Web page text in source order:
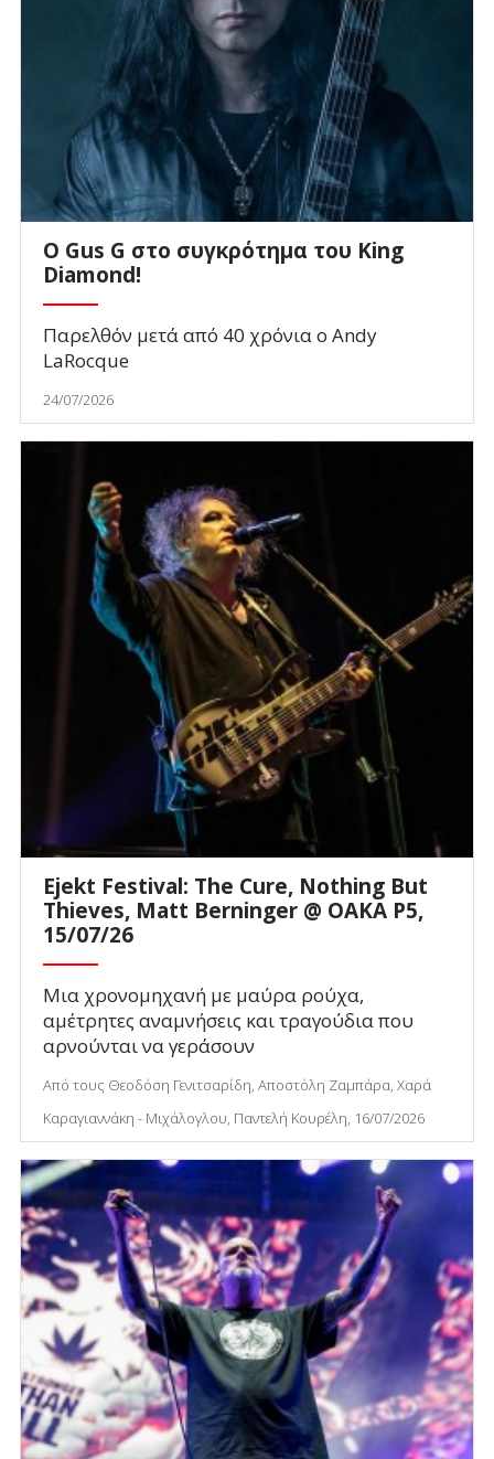
O Gus G στο συγκρότημα του King
Diamond!
Παρελθόν μετά από 40 χρόνια ο Andy
LaRocque
24/07/2026
Ejekt Festival: The Cure, Nothing But
Thieves, Matt Berninger @ ΟΑΚΑ P5,
15/07/26
Μια χρονομηχανή με μαύρα ρούχα,
αμέτρητες αναμνήσεις και τραγούδια που
αρνούνται να γεράσουν
Από τους Θεοδόση Γενιτσαρίδη, Αποστόλη Ζαμπάρα, Χαρά
Καραγιαννάκη - Μιχάλογλου, Παντελή Κουρέλη, 16/07/2026